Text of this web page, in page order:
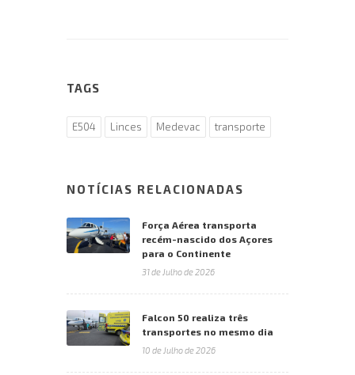
TAGS
E504 Linces Medevac transporte
NOTÍCIAS RELACIONADAS
Força Aérea transporta
recém-nascido dos Açores
para o Continente
31 de Julho de 2026
Falcon 50 realiza três
transportes no mesmo dia
10 de Julho de 2026